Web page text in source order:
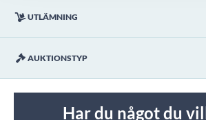
UTLÄMNING
AUKTIONSTYP
Har du något du